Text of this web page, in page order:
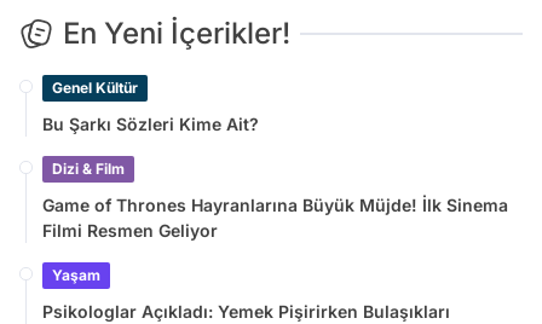
En Yeni İçerikler!
Genel Kültür
Bu Şarkı Sözleri Kime Ait?
Dizi & Film
Game of Thrones Hayranlarına Büyük Müjde! İlk Sinema
Filmi Resmen Geliyor
Yaşam
Psikologlar Açıkladı: Yemek Pişirirken Bulaşıkları